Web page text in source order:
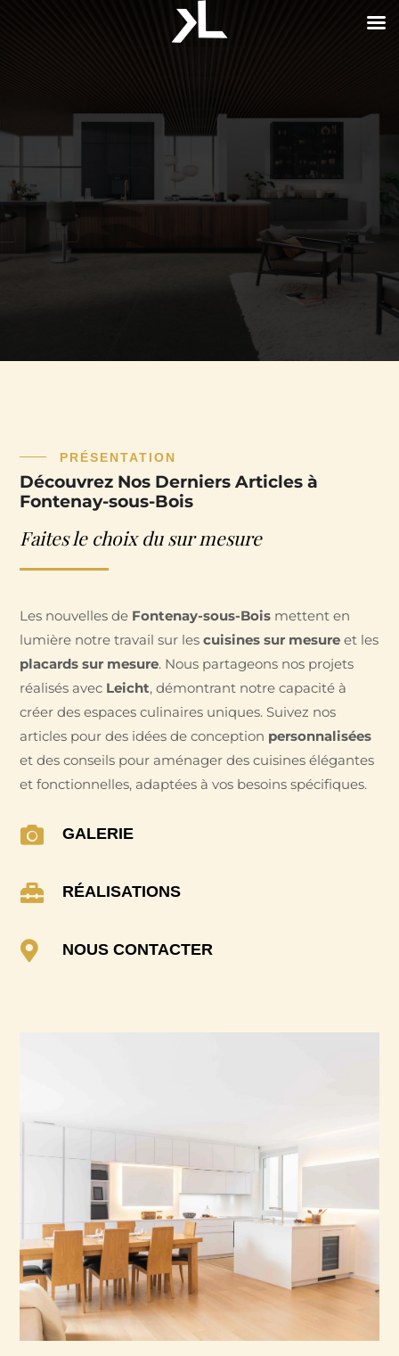
CRÉATEUR DE CUISINE HAUT DE GAMME
ACTUALITÉS KITCHEN
LAB À FONTENAY-
SOUS-BOIS
Cuisine et aménagement sur mesure…
PRÉSENTATION
Découvrez Nos Derniers Articles à
Fontenay-sous-Bois
Faites le choix du sur mesure
Les nouvelles de Fontenay-sous-Bois mettent en
lumière notre travail sur lescuisines sur mesure et les
placards sur mesure. Nous partageons nos projets
réalisés avec Leicht, démontrant notre capacité à
créer des espaces culinaires uniques. Suivez nos
articles pour des idées de conception personnalisées
et des conseils pour aménager des cuisines élégantes
et fonctionnelles, adaptées à vos besoins spécifiques.
 GALERIE
 RÉALISATIONS
 NOUS CONTACTER